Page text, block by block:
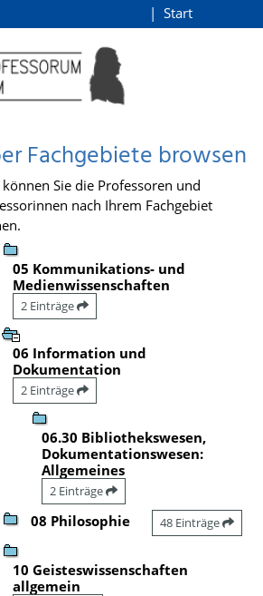
Start
Fachgebiete browsen
Sie die Professoren und
nach Ihrem Fachgebiet
05 Kommunikations- und
Medienwissenschaften
2 Einträge
06 Information und
Dokumentation
2 Einträge
06.30 Bibliothekswesen,
Dokumentationswesen:
Allgemeines
2 Einträge
08 Philosophie 48 Einträge
10 Geisteswissenschaften
allgemein